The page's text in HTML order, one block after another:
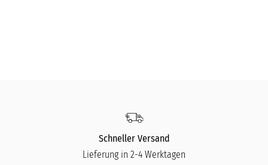
Schneller Versand
Lieferung in 2-4 Werktagen